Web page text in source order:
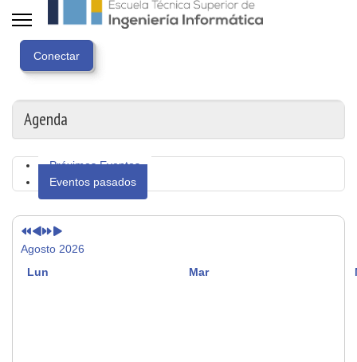
Agenda
Próximos Eventos
Eventos pasados
anterior
Agosto 2026
Lun
Mar